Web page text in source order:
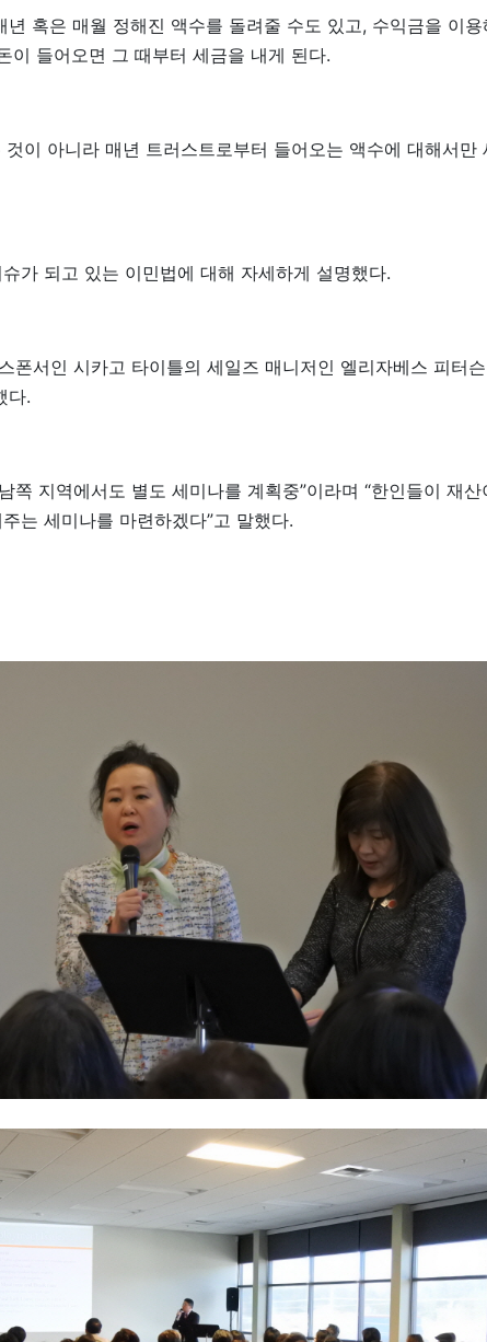
혹은 매월 정해진 액수를 돌려줄 수도 있고, 수익금을 이
이 들어오면 그 때부터 세금을 내게 된다.
이 아니라 매년 트러스트로부터 들어오는 액수에 대해서
가 되고 있는 이민법에 대해 자세하게 설명했다.
폰서인 시카고 타이틀의 세일즈 매니저인 엘리자베스 피터
다.
쪽 지역에서도 별도 세미나를 계획중”이라며 “한인들이 재
는 세미나를 마련하겠다”고 말했다.